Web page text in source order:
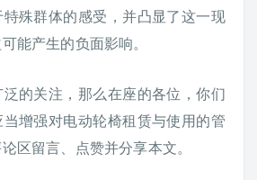
殊群体的感受，并凸显了这一现
能产生的负面影响。
的关注，那么在座的各位，你们
增强对电动轮椅租赁与使用的管
区留言、点赞并分享本文。